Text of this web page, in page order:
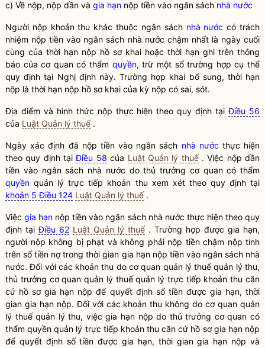
c) Về nộp, nộp dần và gia hạn nộp tiền vào ngân sách nhà nước
Người nộp khoản thu khác thuộc ngân sách nhà nước có trách
nhiệm nộp tiền vào ngân sách nhà nước chậm nhất là ngày cuối
cùng của thời hạn nộp hồ sơ khai hoặc thời hạn ghi trên thông
báo của cơ quan có thẩm quyền, trừ một số trường hợp cụ thể
quy định tại Nghị định này. Trường hợp khai bổ sung, thời hạn
nộp là thời hạn nộp hồ sơ khai của kỳ nộp có sai, sót.
Địa điểm và hình thức nộp thực hiện theo quy định tạiĐiều 56
của Luật Quản lý thuế.
Ngày xác định đã nộp tiền vào ngân sách nhà nước thực hiện
theo quy định tạiĐiều 58 của Luật Quản lý thuế. Việc nộp dần
tiền vào ngân sách nhà nước do thủ trưởng cơ quan có thẩm
quyền quản lý trực tiếp khoản thu xem xét theo quy định tại
khoản 5 Điều 124 Luật Quản lý thuế.
Việcgia hạn nộp tiền vào ngân sách nhà nước thực hiện theo quy
định tạiĐiều 62 Luật Quản lý thuế. Trường hợp được gia hạn,
người nộp không bị phạt và không phải nộp tiền chậm nộp tính
trên số tiền nợ trong thời gian gia hạnnộp tiền vào ngân sách nhà
nước. Đối với các khoản thu do cơ quan quản lýthuếquản lý thu,
thủ trưởng cơ quan quản lý thuếquản lý trực tiếp khoản thu căn
cứ hồ sơgia hạn nộp để quyết định số tiền được gia hạn, thời
gian gia hạnnộp. Đối với các khoản thu không do cơ quan quản
lý thuếquản lý thu, việcgia hạn nộp do thủ trưởng cơ quan có
thẩmquyền quản lý trực tiếp khoản thu căn cứ hồ sơgia hạnnộp
để quyết định số tiền đượcgia hạn, thời giangia hạn nộp và